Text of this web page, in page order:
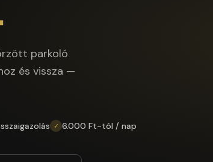
parkoló
és vissza —
✓ 6.000 Ft-tól / nap